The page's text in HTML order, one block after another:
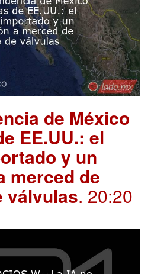
de México
EE.UU.: el
y un
merced de
válvulas. 20:20